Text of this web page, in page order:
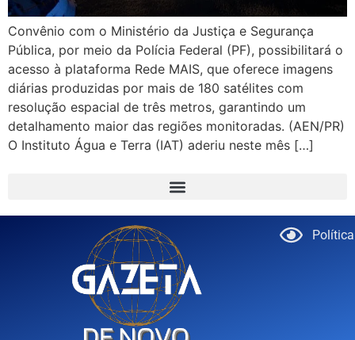
Convênio com o Ministério da Justiça e Segurança
Pública, por meio da Polícia Federal (PF), possibilitará o
acesso à plataforma Rede MAIS, que oferece imagens
diárias produzidas por mais de 180 satélites com
resolução espacial de três metros, garantindo um
detalhamento maior das regiões monitoradas. (AEN/PR)
O Instituto Água e Terra (IAT) aderiu neste mês […]